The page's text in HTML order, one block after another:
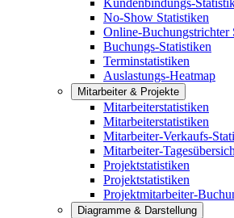
Kundenbindungs-
No-Show Statistiken
Online-Buchungstrichter
Buchungs-Statistiken
Terminstatistiken
Auslastungs-Heatmap
Mitarbeiter & Projekte
Mitarbeiterstatistiken
Mitarbeiterstatistiken
Mitarbeiter-Verkaufs-
Mitarbeiter-
Projektstatistiken
Projektstatistiken
Projektmitarbeiter-
Diagramme & Darstellung